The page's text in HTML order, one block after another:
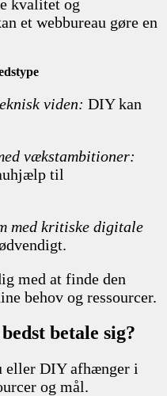
kvalitet og
et webbureau gøre en
viden: DIY kan
vækstambitioner:
til
med kritiske digitale
med at finde den
behov og ressourcer.
betale sig?
eller DIY afhænger i
og mål.